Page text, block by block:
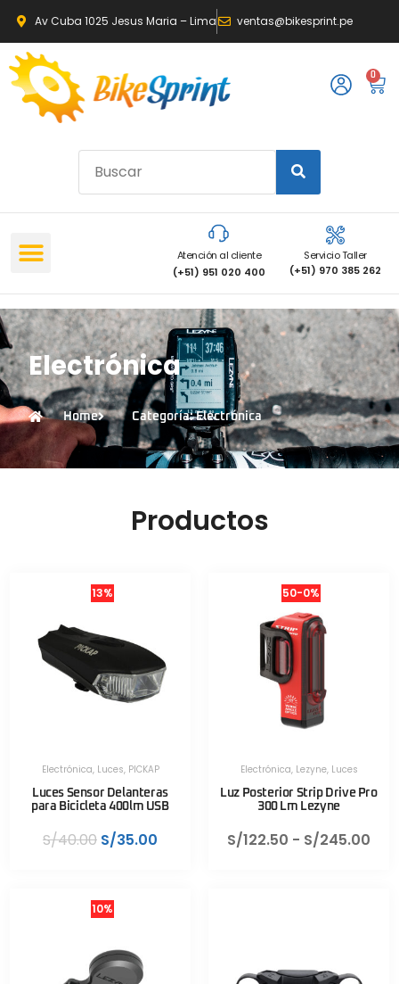
Av Cuba 1025 Jesus Maria – Lima ventas@bikesprint.pe
0
Atención al cliente
(+51) 951 020 400
Servicio Taller
(+51) 970 385 262
Electrónica
Home Categoría: Electrónica
Productos
13%
Electrónica, Luces, PICKAP
Luces Sensor Delanteras
para Bicicleta 400lm USB
S/40.00 S/35.00
50-0%
Electrónica, Lezyne, Luces
Luz Posterior Strip Drive Pro
300 Lm Lezyne
S/122.50 - S/245.00
10%